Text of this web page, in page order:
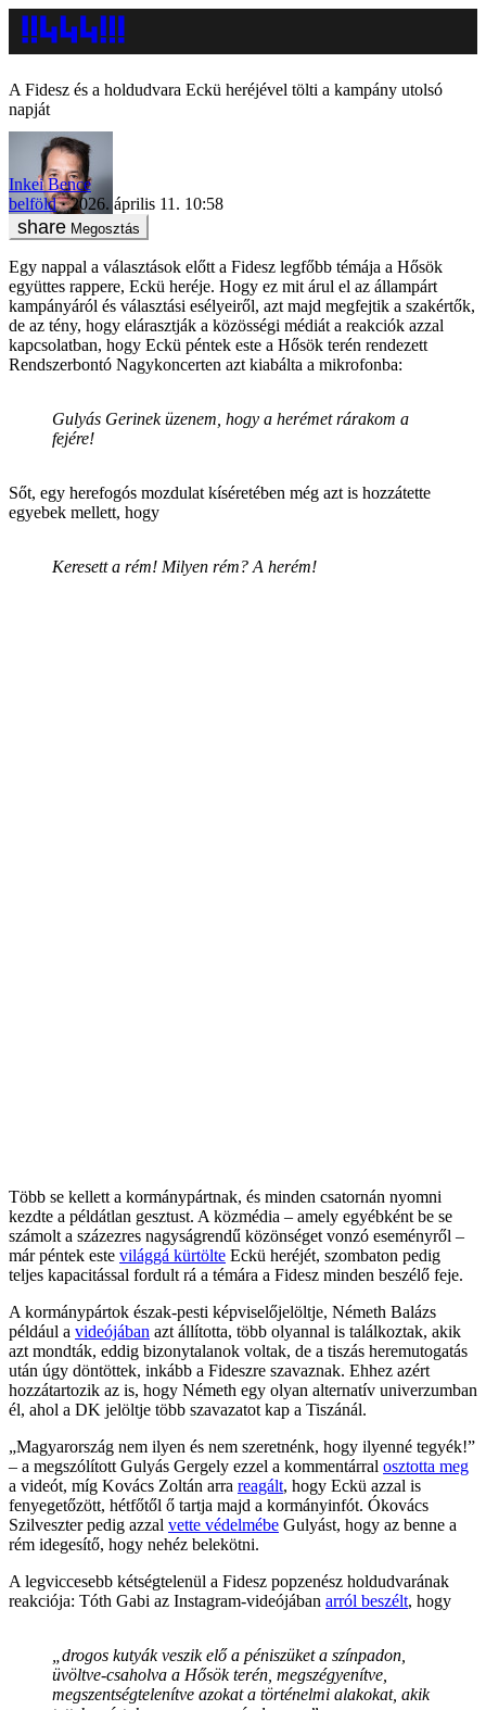
A Fidesz és a holdudvara Eckü heréjével tölti a kampány utolsó
napját
Inkei Bence
belföld
2026. április 11. 10:58
Megosztás
Egy nappal a választások előtt a Fidesz legfőbb témája a Hősök
együttes rappere, Eckü heréje. Hogy ez mit árul el az állampárt
kampányáról és választási esélyeiről, azt majd megfejtik a szakértők,
de az tény, hogy elárasztják a közösségi médiát a reakciók azzal
kapcsolatban, hogy Eckü péntek este a Hősök terén rendezett
Rendszerbontó Nagykoncerten azt kiabálta a mikrofonba:
Gulyás Gerinek üzenem, hogy a herémet rárakom a
fejére!
Sőt, egy herefogós mozdulat kíséretében még azt is hozzátette
egyebek mellett, hogy
Keresett a rém! Milyen rém? A herém!
Több se kellett a kormánypártnak, és minden csatornán nyomni
kezdte a példátlan gesztust. A közmédia – amely egyébként be se
számolt a százezres nagyságrendű közönséget vonzó eseményről –
már péntek este világgá kürtölte Eckü heréjét, szombaton pedig
teljes kapacitással fordult rá a témára a Fidesz minden beszélő feje.
A kormánypártok észak-pesti képviselőjelöltje, Németh Balázs
például a videójában azt állította, több olyannal is találkoztak, akik
azt mondták, eddig bizonytalanok voltak, de a tiszás heremutogatás
után úgy döntöttek, inkább a Fideszre szavaznak. Ehhez azért
hozzátartozik az is, hogy Németh egy olyan alternatív univerzumban
él, ahol a DK jelöltje több szavazatot kap a Tiszánál.
„Magyarország nem ilyen és nem szeretnénk, hogy ilyenné tegyék!”
– a megszólított Gulyás Gergely ezzel a kommentárral osztotta meg
a videót, míg Kovács Zoltán arra reagált, hogy Eckü azzal is
fenyegetőzött, hétfőtől ő tartja majd a kormányinfót. Ókovács
Szilveszter pedig azzal vette védelmébe Gulyást, hogy az benne a
rém idegesítő, hogy nehéz belekötni.
A legviccesebb kétségtelenül a Fidesz popzenész holdudvarának
reakciója: Tóth Gabi az Instagram-videójában arról beszélt, hogy
„drogos kutyák veszik elő a péniszüket a színpadon,
üvöltve-csaholva a Hősök terén, megszégyenítve,
megszentségtelenítve azokat a történelmi alakokat, akik